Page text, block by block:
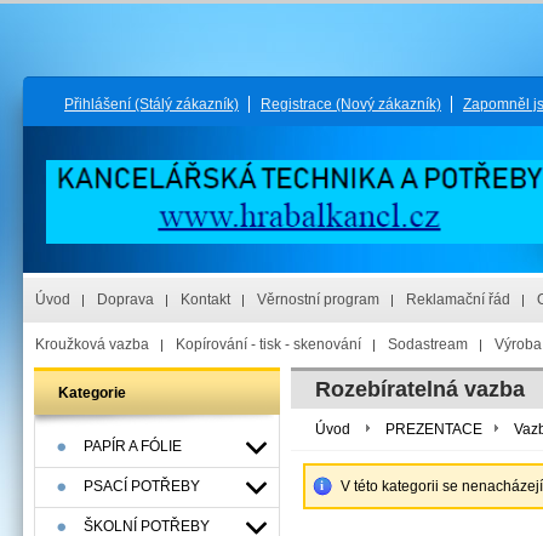
Přihlášení (Stálý zákazník) Registrace (Nový zákazník) Zapomněl
Úvod Doprava Kontakt Věrnostní program Reklamační řád
Kroužková vazba Kopírování - tisk - skenování Sodastream
Kategorie
PAPÍR A FÓLIE
PSACÍ POTŘEBY
ŠKOLNÍ POTŘEBY
Rozebíratelná vazba
Úvod PREZENTACE
V této kategorii se